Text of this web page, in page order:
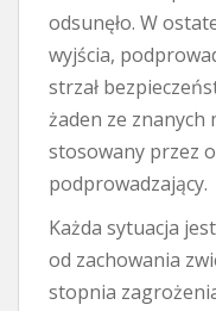
odsunęło. W
wyjścia,
strzał
żaden ze
stosowany przez
podprowadzający.
Każda sytuacja
od zachowania
stopnia